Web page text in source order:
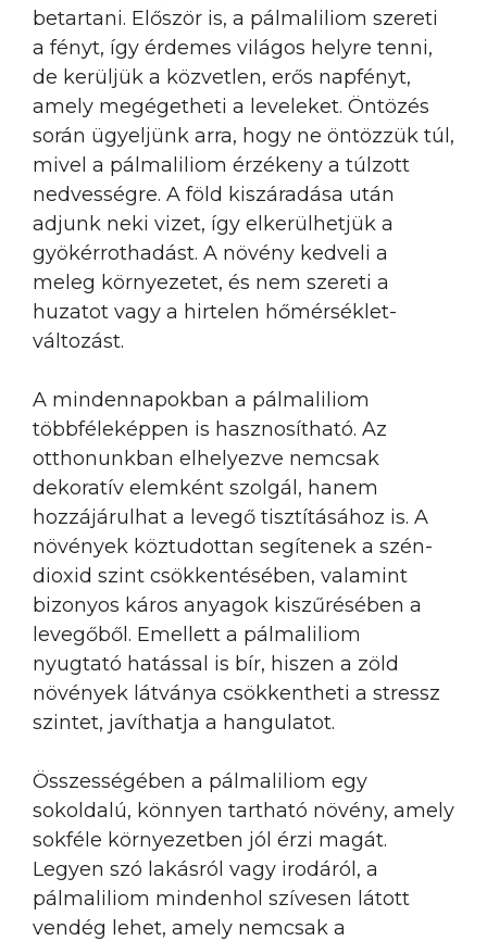
betartani. Először is, a pálmaliliom szereti
a fényt, így érdemes világos helyre tenni,
de kerüljük a közvetlen, erős napfényt,
amely megégetheti a leveleket. Öntözés
során ügyeljünk arra, hogy ne öntözzük túl,
mivel a pálmaliliom érzékeny a túlzott
nedvességre. A föld kiszáradása után
adjunk neki vizet, így elkerülhetjük a
gyökérrothadást. A növény kedveli a
meleg környezetet, és nem szereti a
huzatot vagy a hirtelen hőmérséklet-
változást.
A mindennapokban a pálmaliliom
többféleképpen is hasznosítható. Az
otthonunkban elhelyezve nemcsak
dekoratív elemként szolgál, hanem
hozzájárulhat a levegő tisztításához is. A
növények köztudottan segítenek a szén-
dioxid szint csökkentésében, valamint
bizonyos káros anyagok kiszűrésében a
levegőből. Emellett a pálmaliliom
nyugtató hatással is bír, hiszen a zöld
növények látványa csökkentheti a stressz
szintet, javíthatja a hangulatot.
Összességében a pálmaliliom egy
sokoldalú, könnyen tartható növény, amely
sokféle környezetben jól érzi magát.
Legyen szó lakásról vagy irodáról, a
pálmaliliom mindenhol szívesen látott
vendég lehet, amely nemcsak a